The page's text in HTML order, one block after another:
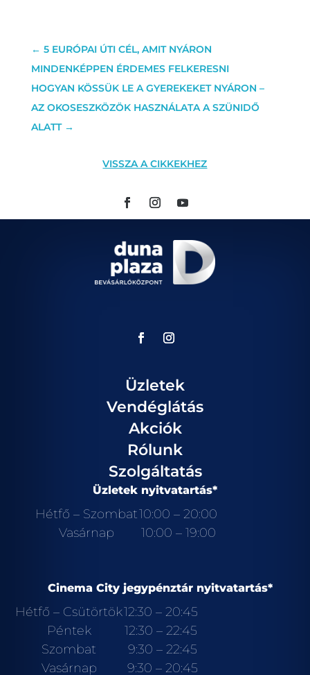
← 5 EURÓPAI ÚTI CÉL, AMIT NYÁRON
MINDENKÉPPEN ÉRDEMES FELKERESNI
HOGYAN KÖSSÜK LE A GYEREKEKET NYÁRON –
AZ OKOSESZKÖZÖK HASZNÁLATA A SZÜNIDŐ
ALATT→
VISSZA A CIKKEKHEZ
Üzletek
Vendéglátás
Akciók
Rólunk
Szolgáltatás
Üzletek nyitvatartás*
Hétfő – Szombat10:00 – 20:00
Vasárnap
10:00 – 19:00
Cinema City jegypénztár nyitvatartás*
Hétfő – Csütörtök12:30 – 20:45
Péntek
12:30 – 22:45
Szombat
9:30 – 22:45
Vasárnap
9:30 – 20:45